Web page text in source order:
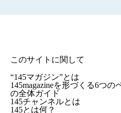
このサイトに関して
“145マガジン”とは
145magazineを形づくる6つ
の全体ガイド
145チャンネルとは
145とは何？